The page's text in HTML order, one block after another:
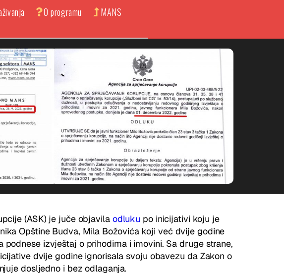
O programu MANS
(ASK) je juče objavila odluku po inicijativi koju je
Opštine Budva, Mila Božovića koji već dvije godine
podnese izvještaj o prihodima i imovini. Sa druge strane,
dvije godine ignorisala svoju obavezu da Zakon o
dosljedno i bez odlaganja.